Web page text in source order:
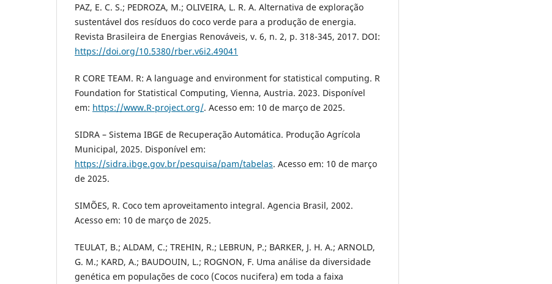
PAZ, E. C. S.; PEDROZA, M.; OLIVEIRA, L. R. A. Alternativa de exploração
sustentável dos resíduos do coco verde para a produção de energia.
Revista Brasileira de Energias Renováveis, v. 6, n. 2, p. 318-345, 2017. DOI:
https://doi.org/10.5380/rber.v6i2.49041
R CORE TEAM. R: A language and environment for statistical computing. R
Foundation for Statistical Computing, Vienna, Austria. 2023. Disponível
em: https://www.R-project.org/. Acesso em: 10 de março de 2025.
SIDRA – Sistema IBGE de Recuperação Automática. Produção Agrícola
Municipal, 2025. Disponível em:
https://sidra.ibge.gov.br/pesquisa/pam/tabelas. Acesso em: 10 de março
de 2025.
SIMÕES, R. Coco tem aproveitamento integral. Agencia Brasil, 2002.
Acesso em: 10 de março de 2025.
TEULAT, B.; ALDAM, C.; TREHIN, R.; LEBRUN, P.; BARKER, J. H. A.; ARNOLD,
G. M.; KARD, A.; BAUDOUIN, L.; ROGNON, F. Uma análise da diversidade
genética em populações de coco (Cocos nucifera) em toda a faixa